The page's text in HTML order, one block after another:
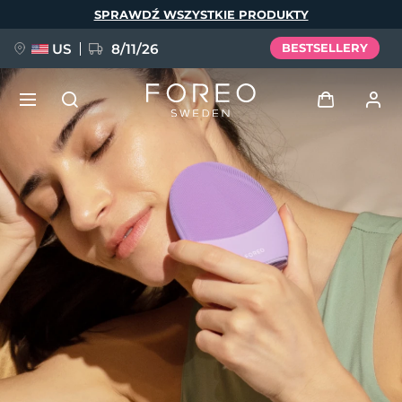
SPRAWDŹ WSZYSTKIE PRODUKTY
US 8/11/26 BESTSELLERY
Profil użytkownika
Moje urządzenia
Moje zamówienia
Moje adresy
Moje subskrypcje
NOWOŚĆ
FAQ™ Pure Beauty-Tech Elixir
BREAKING NEWS
issa™ Teeth Whitening Set
Język
English Deutsch
Español
Français
Italiano
Português
Svenska
Русский
Türkçe
简体中文 繁體中文